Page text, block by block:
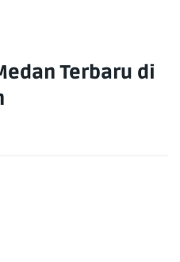
Terbaru di